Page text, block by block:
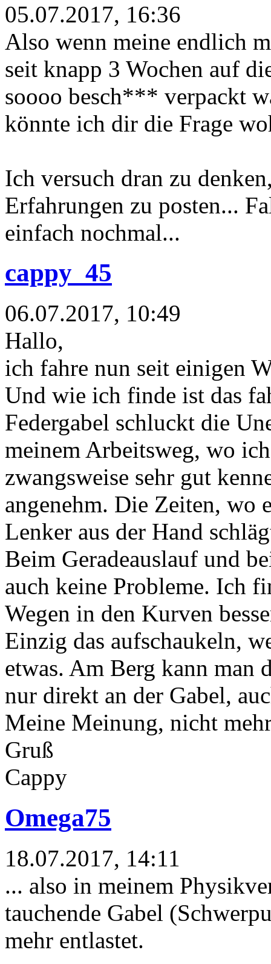
05.07.2017, 16:36
Also wenn meine endlich
seit knapp 3 Wochen auf
soooo besch*** verpackt
könnte ich dir die Frage
Ich versuch dran zu
Erfahrungen zu posten...
einfach nochmal...
cappy_45
06.07.2017, 10:49
Hallo,
ich fahre nun seit einigen
Und wie ich finde ist das
Federgabel schluckt die
meinem Arbeitsweg, wo
zwangsweise sehr gut
angenehm. Die Zeiten, wo
Lenker aus der Hand
Beim Geradeauslauf und
auch keine Probleme. Ich
Wegen in den Kurven
Einzig das aufschaukeln,
etwas. Am Berg kann man
nur direkt an der Gabel,
Meine Meinung, nicht
Gruß
Cappy
Omega75
18.07.2017, 14:11
... also in meinem
tauchende Gabel
mehr entlastet.